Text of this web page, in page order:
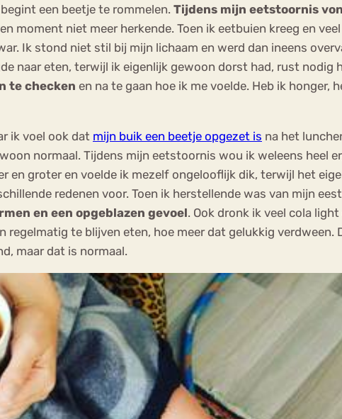
een beetje te rommelen. Tijdens mijn eetstoornis
moment niet meer herkende. Toen ik eetbuien kreeg en
Ik stond niet stil bij mijn lichaam en werd dan ineens
naar eten, terwijl ik eigenlijk gewoon dorst had, rust nodig
te checken en na te gaan hoe ik me voelde. Heb ik honger,
ik voel ook dat mijn buik een beetje opgezet is na het
normaal. Tijdens mijn eetstoornis wou ik weleens heel
en groter en voelde ik mezelf ongelooflijk dik, terwijl het
redenen voor. Toen ik herstellende was van mijn
en een opgeblazen gevoel. Ook dronk ik veel cola
te blijven eten, hoe meer dat gelukkig verdween.
maar dat is normaal.